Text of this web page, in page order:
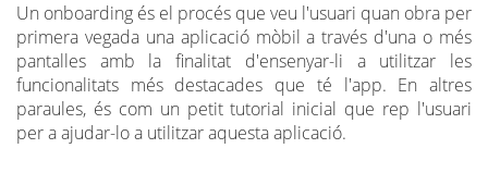
Un onboarding és el procés que veu l'usuari quan obra per
primera vegada una aplicació mòbil a través d'una o més
pantalles amb la finalitat d'ensenyar-li a utilitzar les
funcionalitats més destacades que té l'app. En altres
paraules, és com un petit tutorial inicial que rep l'usuari
per a ajudar-lo a utilitzar aquesta aplicació.